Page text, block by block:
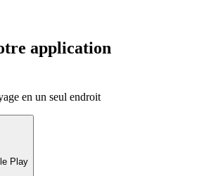
application
en un seul endroit
Play